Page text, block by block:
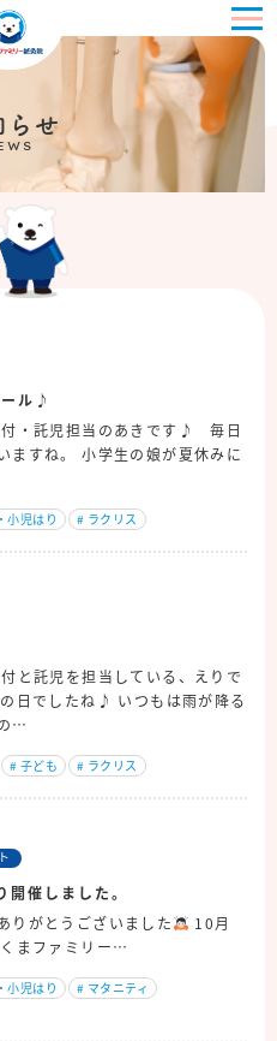
らせ
ル♪
付・託児担当のあきです♪ 毎日
ますね。 小学生の娘が夏休みに
小児はり # ラクリス
と託児を担当している、えりで
日でしたね♪ いつもは雨が降る
…
# 子ども # ラクリス
催しました。
りがとうございました
10月
まファミリー…
小児はり # マタニティ